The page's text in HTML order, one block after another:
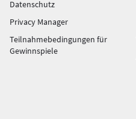
Datenschutz
Privacy Manager
Teilnahmebedingungen für
Gewinnspiele